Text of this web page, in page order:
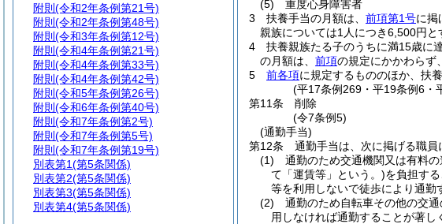
(5)
重度心身障害者
3
扶養手当の月額は、 前項第1号に掲
親族については1人につき6,500円と
4
扶養親族たる子のうちに満15歳に
の月額は、 前項の規定にかかわらず
5
前各項に規定するもののほか、扶
(平17条例269・平19条例6・
第11条
削除
(令7条例5)
(通勤手当)
第12条
通勤手当は、次に掲げる職員
(1)
通勤のため交通機関又は有料の
て「運賃等」という。)を負担す
等を利用しないで徒歩により通
(2)
通勤のため自転車その他の交
用しなければ通勤することが著
附則 (令和2年条例第21号)
附則 (令和2年条例第48号)
附則 (令和3年条例第12号)
附則 (令和4年条例第21号)
附則 (令和4年条例第33号)
附則 (令和4年条例第42号)
附則 (令和5年条例第26号)
附則 (令和6年条例第40号)
附則 (令和7年条例第2号)
附則 (令和7年条例第5号)
附則 (令和7年条例第19号)
別表第1(第5条関係)
別表第2(第5条関係)
別表第3(第5条関係)
別表第4(第5条関係)